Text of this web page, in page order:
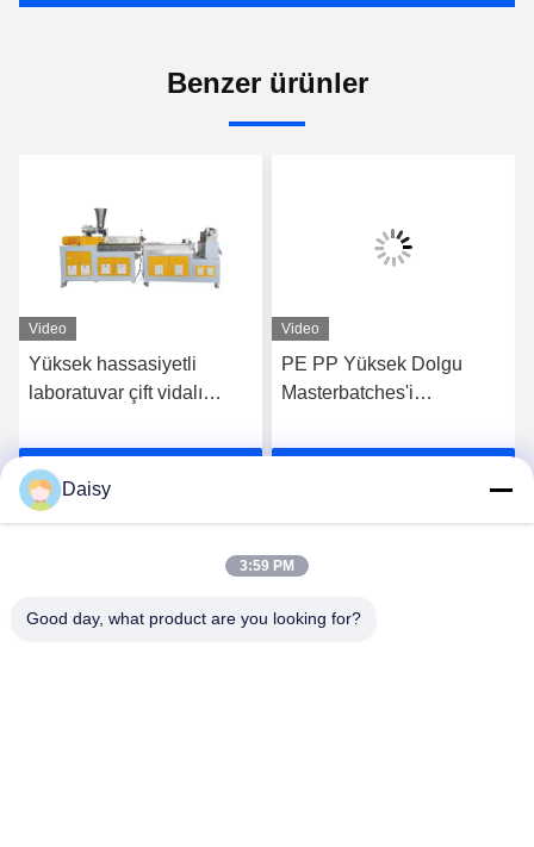
Benzer ürünler
Video
Yüksek hassasiyetli
laboratuvar çift vidalı
pe p p pellet granülasyon
hattı
Video
PE PP Yüksek Dolgu
Masterbatches'i
vida Ekstrüzer
Daisy
3:59 PM
Good day, what product are you looking for?